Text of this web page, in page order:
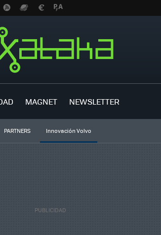
MAGNET NEWSLETTER
PARTNERS Innovación Volvo